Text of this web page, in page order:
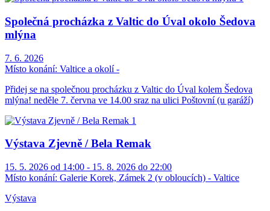
Společná procházka z Valtic do Úval okolo Šedova
mlýna
7. 6. 2026
Místo konání: Valtice a okolí -
Přidej se na společnou procházku z Valtic do Úval kolem Šedova
mlýna! neděle 7. června ve 14.00 sraz na ulici Poštovní (u garáží)
Výstava Zjevně / Bela Remak
15. 5. 2026 od 14:00 - 15. 8. 2026 do 22:00
Místo konání: Galerie Korek, Zámek 2 (v obloucích) - Valtice
Výstava